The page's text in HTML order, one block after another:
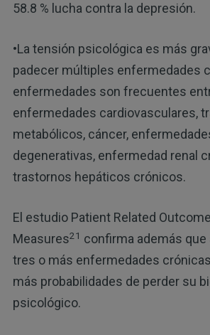
58.8 % lucha contra la depresión.
•La tensión psicológica es más
padecer múltiples enfermedades
enfermedades son frecuentes
enfermedades cardiovasculares,
metabólicos, cáncer,
degenerativas, enfermedad renal
trastornos hepáticos crónicos.
El estudio Patient Related Outcome
Measures21 confirma además que
tres o más enfermedades
más probabilidades de perder su
psicológico.